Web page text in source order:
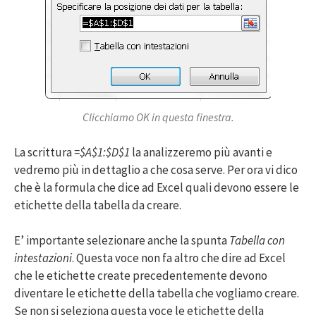
Clicchiamo OK in questa finestra.
La scrittura=$A$1:$D$1 la analizzeremo più avanti e
vedremo più in dettaglio a che cosa serve. Per ora vi dico
che è la formula che dice ad Excel quali devono essere le
etichette della tabella da creare.
E’ importante selezionare anche la spuntaTabella con
intestazioni. Questa voce non fa altro che dire ad Excel
che le etichette create precedentemente devono
diventare le etichette della tabella che vogliamo creare.
Se non si seleziona questa voce le etichette della